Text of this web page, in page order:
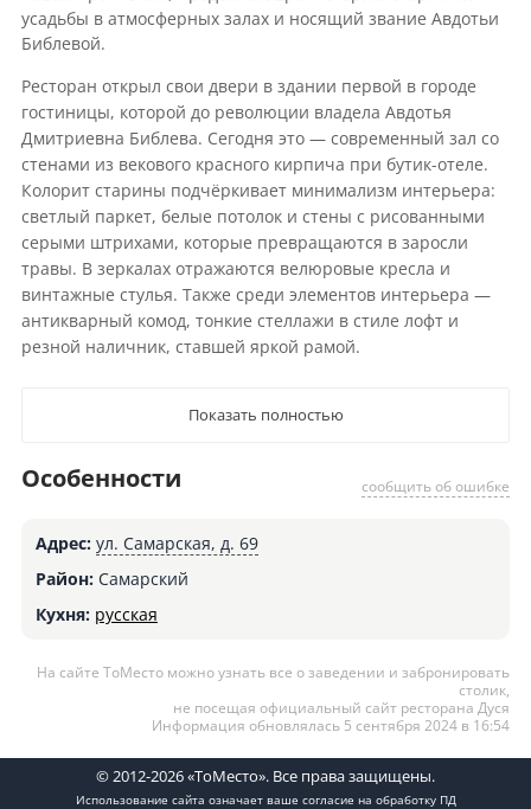
усадьбы в атмосферных залах и носящий звание Авдотьи
Библевой.
Ресторан открыл свои двери в здании первой в городе
гостиницы, которой до революции владела Авдотья
Дмитриевна Библева. Сегодня это — современный зал со
стенами из векового красного кирпича при бутик-отеле.
Колорит старины подчёркивает минимализм интерьера:
светлый паркет, белые потолок и стены с рисованными
серыми штрихами, которые превращаются в заросли
травы. В зеркалах отражаются велюровые кресла и
винтажные стулья. Также среди элементов интерьера —
антикварный комод, тонкие стеллажи в стиле лофт и
резной наличник, ставшей яркой рамой.
Показать полностью
сообщить об ошибке
Особенности
Адрес: ул. Самарская, д. 69
Район:Самарский
Кухня: русская
На сайте ТоМесто можно узнать все о заведении и забронировать
столик,
не посещая официальный сайт ресторана Дуся
Информация обновлялась 5 сентября 2024 в 16:54
© 2012-2026 «ТоМесто». Все права защищены.
Использование сайта означает ваше согласие на обработку ПД